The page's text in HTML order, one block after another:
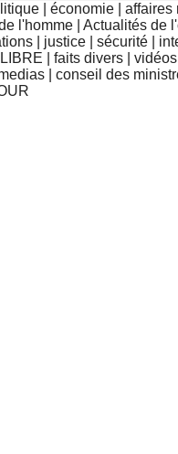
économie affaires
l'homme Actualités de
justice sécurité
faits divers vidéos
conseil des